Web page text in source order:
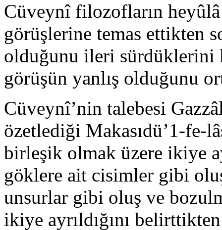
Cüveynî filozofların
görüş­lerine temas ettikten
olduğunu ileri sürdükle­rini
gö­rüşün yanlış olduğunu
Cüveynî’nin talebesi
özetlediği Makasıdü’1-fe-
birleşik olmak üzere ikiye
göklere ait cisimler gibi
un­surlar gibi oluş ve
ikiye ayrıldığını